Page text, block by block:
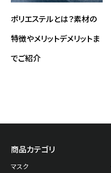
ナイロン 25
ナイロン６６綾織
ポリエステルとは？素材の
特徴やメリットデメリットま
でご紹介
商品カテゴリ
マスク